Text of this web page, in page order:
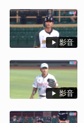
影音
影音